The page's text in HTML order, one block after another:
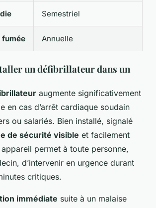
Semestriel
fumée Annuelle
un défibrillateur dans un
augmente significativement
en cas d’arrêt cardiaque soudain
ou salariés. Bien installé, signalé
de sécurité visible et facilement
permet à toute personne,
d’intervenir en urgence durant
critiques.
immédiate suite à un malaise